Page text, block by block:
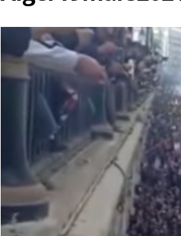
goût… et une menace»
[ 17 juillet 2026 ]
Iran. Le
[ 14 juin 2020 ] Brésil. Les
* LA UNE